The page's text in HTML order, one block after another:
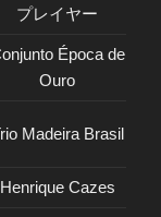
プレイヤー
Época de
Ouro
Madeira Brasil
Henrique Cazes